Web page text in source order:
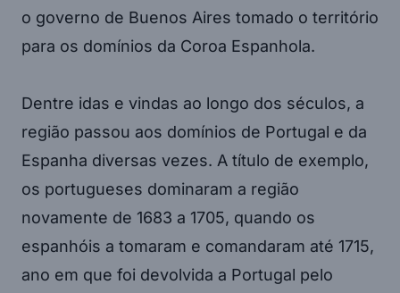
o governo de Buenos Aires tomado o território
para os domínios da Coroa Espanhola.
Dentre idas e vindas ao longo dos séculos, a
região passou aos domínios de Portugal e da
Espanha diversas vezes. A título de exemplo,
os portugueses dominaram a região
novamente de 1683 a 1705, quando os
espanhóis a tomaram e comandaram até 1715,
ano em que foi devolvida a Portugal pelo